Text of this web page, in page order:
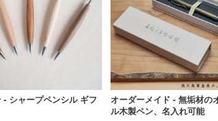
- シャープペンシル ギフ
オーダーメイド - 無垢材の
ル木製ペン、名入れ可能